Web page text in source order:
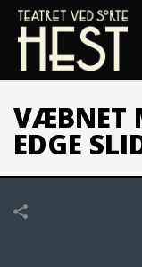
VÆBNET
EDGE